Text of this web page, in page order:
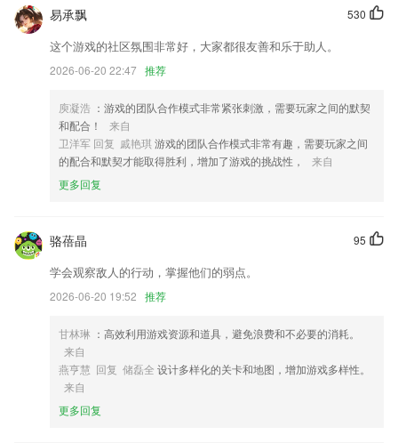
UI全新升级改版，更人性化的用户体验
增加更新，完结标识专区，我们只为更懂你而努力
修改公司地址优化
特卖产品详情页调整优化
可以把一刻相册的内容分享到微博与QQ。
联系我们
以上就是正版电玩下载的介绍，如果您喜欢这款软件，您可以到应用商店
530
易承飘
这个游戏的社区氛围非常好，大家都很友善和乐于助人。
2026-06-20 22:47 推荐
庾凝浩 ：游戏的团队合作模式非常紧张刺激，需要玩家之间的默契
和配合！
来自
卫洋军 回复 戚艳琪 游戏的团队合作模式非常有趣，需要玩家之间
的配合和默契才能取得胜利，增加了游戏的挑战性，
来自
更多回复
95
骆蓓晶
学会观察敌人的行动，掌握他们的弱点。
2026-06-20 19:52 推荐
甘林琳 ：高效利用游戏资源和道具，避免浪费和不必要的消耗。
来自
燕亨慧 回复 储磊全 设计多样化的关卡和地图，增加游戏多样性。
来自
更多回复